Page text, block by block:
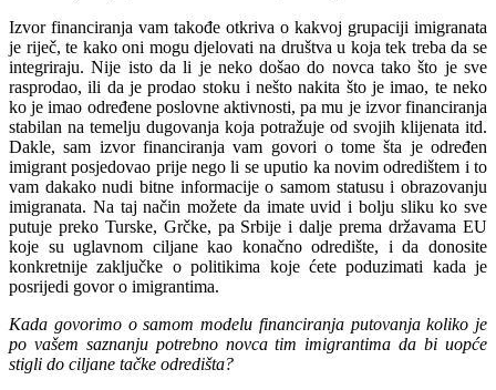
Izvor financiranja vam takođe otkriva o kakvoj grupaciji imigranata
je riječ, te kako oni mogu djelovati na društva u koja tek treba da se
integriraju. Nije isto da li je neko došao do novca tako što je sve
rasprodao, ili da je prodao stoku i nešto nakita što je imao, te neko
ko je imao određene poslovne aktivnosti, pa mu je izvor financiranja
stabilan na temelju dugovanja koja potražuje od svojih klijenata itd.
Dakle, sam izvor financiranja vam govori o tome šta je određen
imigrant posjedovao prije nego li se uputio ka novim odredištem i to
vam dakako nudi bitne informacije o samom statusu i obrazovanju
imigranata. Na taj način možete da imate uvid i bolju sliku ko sve
putuje preko Turske, Grčke, pa Srbije i dalje prema državama EU
koje su uglavnom ciljane kao konačno odredište, i da donosite
konkretnije zaključke o politikima koje ćete poduzimati kada je
posrijedi govor o imigrantima.
Kada govorimo o samom modelu financiranja putovanja koliko je
po vašem saznanju potrebno novca tim imigrantima da bi uopće
stigli do ciljane tačke odredišta?